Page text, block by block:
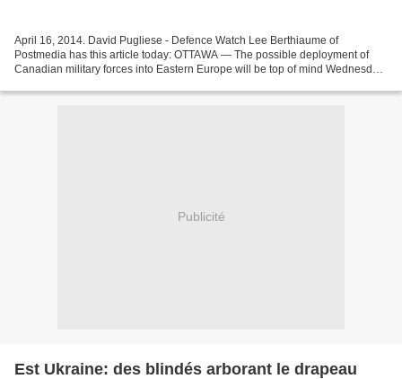
April 16, 2014. David Pugliese - Defence Watch Lee Berthiaume of
Postmedia has this article today: OTTAWA — The possible deployment of
Canadian military forces into Eastern Europe will be top of mind Wednesday
Publicité
Est Ukraine: des blindés arborant le drapeau